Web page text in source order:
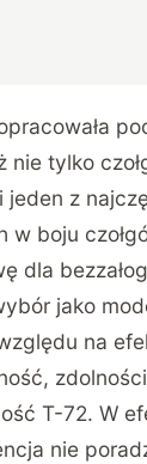
nie tylko
jeden z
w boju
dla
jako
na
T-72. W
nie